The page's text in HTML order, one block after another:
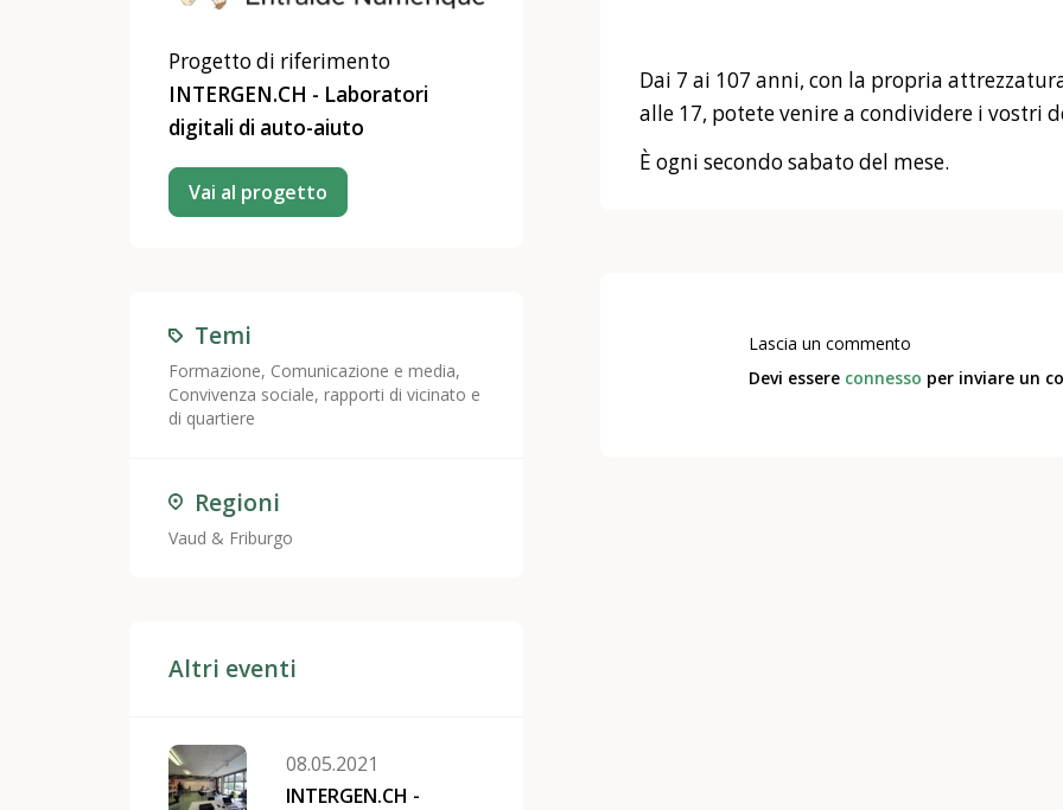
Progetto di riferimento
INTERGEN.CH - Laboratori
digitali di auto-aiuto
Vai al progetto
Temi
Formazione, Comunicazione e media,
Convivenza sociale, rapporti di vicinato e
di quartiere
Regioni
Vaud & Friburgo
Altri eventi
08.05.2021
INTERGEN.CH -
Dai 7 ai 107 anni, con la propria
alle 17, potete venire a condividere i vostri
È ogni secondo sabato del mese.
Lascia un commento
Devi essere connesso per inviare un